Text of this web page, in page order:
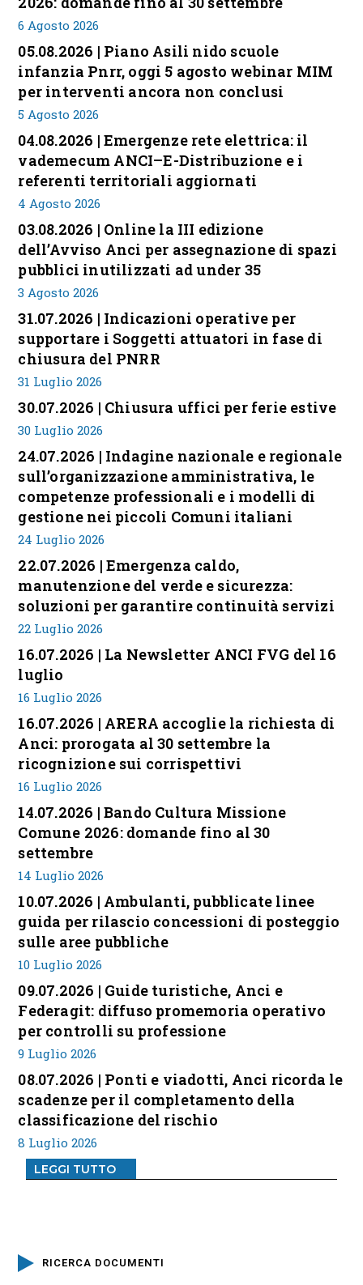
6 Agosto 2026
05.08.2026 | Piano Asili nido scuole
infanzia Pnrr, oggi 5 agosto webinar MIM
per interventi ancora non conclusi
5 Agosto 2026
04.08.2026 | Emergenze rete elettrica: il
vademecum ANCI–E-Distribuzione e i
referenti territoriali aggiornati
4 Agosto 2026
03.08.2026 | Online la III edizione
dell’Avviso Anci per assegnazione di spazi
pubblici inutilizzati ad under 35
3 Agosto 2026
31.07.2026 | Indicazioni operative per
supportare i Soggetti attuatori in fase di
chiusura del PNRR
31 Luglio 2026
30.07.2026 | Chiusura uffici per ferie estive
30 Luglio 2026
24.07.2026 | Indagine nazionale e regionale
sull’organizzazione amministrativa, le
competenze professionali e i modelli di
gestione nei piccoli Comuni italiani
24 Luglio 2026
22.07.2026 | Emergenza caldo,
manutenzione del verde e sicurezza:
soluzioni per garantire continuità servizi
22 Luglio 2026
16.07.2026 | La Newsletter ANCI FVG del 16
luglio
16 Luglio 2026
16.07.2026 | ARERA accoglie la richiesta di
Anci: prorogata al 30 settembre la
ricognizione sui corrispettivi
16 Luglio 2026
14.07.2026 | Bando Cultura Missione
Comune 2026: domande fino al 30
settembre
14 Luglio 2026
10.07.2026 | Ambulanti, pubblicate linee
guida per rilascio concessioni di posteggio
sulle aree pubbliche
10 Luglio 2026
09.07.2026 | Guide turistiche, Anci e
Federagit: diffuso promemoria operativo
per controlli su professione
9 Luglio 2026
08.07.2026 | Ponti e viadotti, Anci ricorda le
scadenze per il completamento della
classificazione del rischio
8 Luglio 2026
LEGGI TUTTO
RICERCA DOCUMENTI